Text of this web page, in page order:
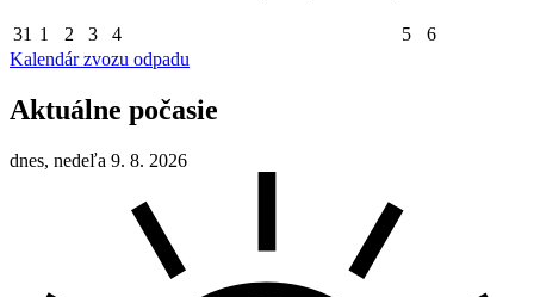
31 1 2 3 4 5
6
Kalendár zvozu odpadu
Aktuálne počasie
dnes, nedeľa 9. 8. 2026